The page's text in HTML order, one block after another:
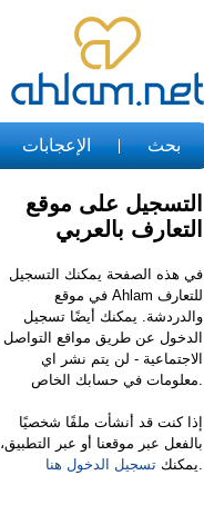
بحث الإعجابات
التسجيل على موقع
التعارف بالعربي
في هذه الصفحة يمكنك التسجيل
في موقع Ahlam للتعارف
والدردشة. يمكنك أيضًا تسجيل
الدخول عن طريق مواقع التواصل
الاجتماعية - لن يتم نشر اي
معلومات في حسابك الخاص.
إذا كنت قد أنشأت ملفًا شخصيًا
بالفعل عبر موقعنا أو عبر التطبيق،
يمكنك تسجيل الدخول هنا .